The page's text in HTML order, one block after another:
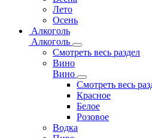
Лето
Осень
Алкоголь
Алкоголь
Смотреть весь раздел
Вино
Вино
Смотреть весь
Красное
Белое
Розовое
Водка